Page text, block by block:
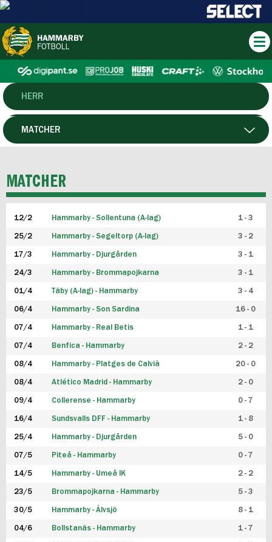
HERR
DAM
P19
F19
FUTSAL HERR
FUTSAL DAM
MATCHER
MATCHER
12/2 Hammarby - Sollentuna (A-lag) 1 - 3
25/2 Hammarby - Segeltorp (A-lag) 3 - 2
17/3 Hammarby - Djurgården 3 - 1
24/3 Hammarby - Brommapojkarna 3 - 1
01/4 Täby (A-lag) - Hammarby 3 - 4
06/4 Hammarby - Son Sardina 16 - 0
07/4 Hammarby - Real Betis 1 - 1
07/4 Benfica - Hammarby 2 - 2
08/4 Hammarby - Platges de Calvià 20 - 0
08/4 Atlético Madrid - Hammarby 2 - 0
09/4 Collerense - Hammarby 0 - 7
16/4 Sundsvalls DFF - Hammarby 1 - 8
25/4 Hammarby - Djurgården 5 - 0
07/5 Piteå - Hammarby 0 - 7
14/5 Hammarby - Umeå IK 2 - 2
23/5 Brommapojkarna - Hammarby 5 - 3
30/5 Hammarby - Älvsjö 8 - 1
04/6 Bollstanäs - Hammarby 1 - 7